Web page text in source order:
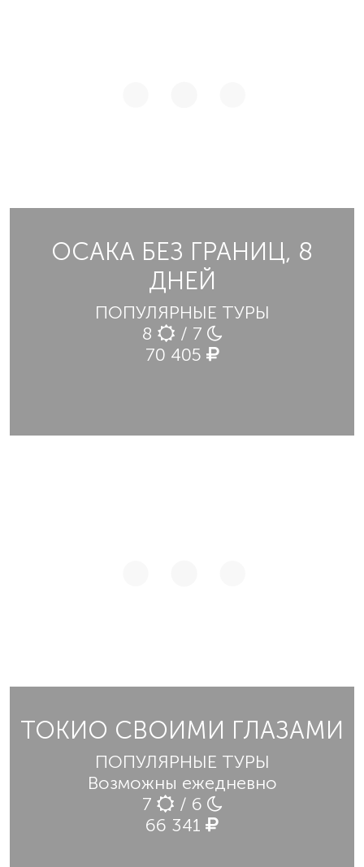
ОСАКА БЕЗ ГРАНИЦ, 8
ДНЕЙ
ПОПУЛЯРНЫЕ ТУРЫ
8
/ 7
70 405
ТОКИО СВОИМИ ГЛАЗАМИ
ПОПУЛЯРНЫЕ ТУРЫ
Возможны ежедневно
7
/ 6
66 341